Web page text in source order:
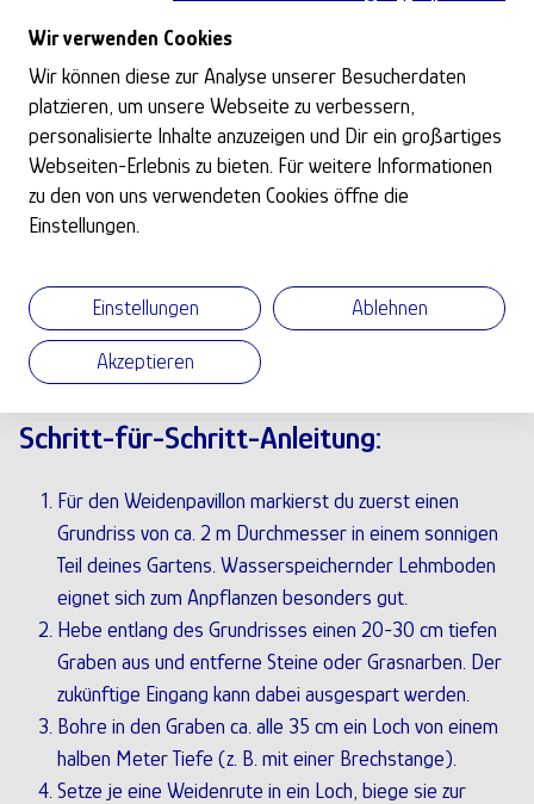
ca. 20 Weidenruten (min. 2 cm dick und je nach Höhe
des Pavillons ca. 3 Meter lang)
ca. 50 einjährige Weidenruten zum Weben
Feste, widerstandsfähige Schnur
eventuell Mulch
eventuell Pflanzsäcke
Saatgut
Spaten
Brechstange/Stab
Schritt-für-Schritt-Anleitung:
Für den Weidenpavillon markierst du zuerst einen
Grundriss von ca. 2 m Durchmesser in einem sonnigen
Teil deines Gartens. Wasserspeichernder Lehmboden
eignet sich zum Anpflanzen besonders gut.
Hebe entlang des Grundrisses einen 20-30 cm tiefen
Graben aus und entferne Steine oder Grasnarben. Der
zukünftige Eingang kann dabei ausgespart werden.
Bohre in den Graben ca. alle 35 cm ein Loch von einem
halben Meter Tiefe (z. B. mit einer Brechstange).
Setze je eine Weidenrute in ein Loch, biege sie zur
Wir verwenden Cookies
Wir können diese zur Analyse unserer Besucherdaten
platzieren, um unsere Webseite zu verbessern,
personalisierte Inhalte anzuzeigen und Dir ein großartiges
Webseiten-Erlebnis zu bieten. Für weitere Informationen
zu den von uns verwendeten Cookies öffne die
Einstellungen.
Einstellungen Ablehnen
Akzeptieren